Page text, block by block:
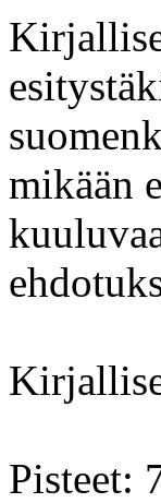
mikään
Pisteet: